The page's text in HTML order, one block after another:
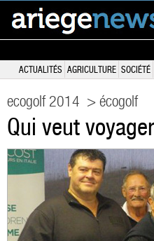
ACTUALITÉS AGRICULTURE SOCIÉTÉ
ecogolf 2014 > écogolf
Qui veut